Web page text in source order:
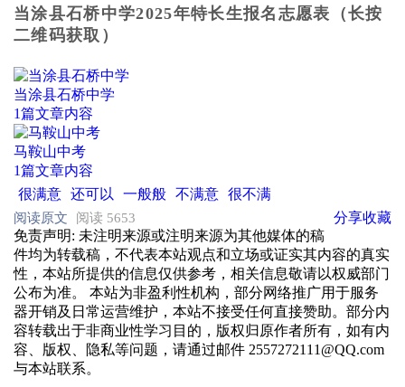
当涂县石桥中学2025年特长生报名志愿表（长按
二维码获取）
当涂县石桥中学
1篇文章内容
马鞍山中考
1篇文章内容
很满意 还可以 一般般 不满意 很不满
阅读原文 阅读 5653 收藏
分享
免责声明: 未注明来源或注明来源为其他媒体的稿
件均为转载稿，不代表本站观点和立场或证实其内容的真实
性，本站所提供的信息仅供参考，相关信息敬请以权威部门
公布为准。 本站为非盈利性机构，部分网络推广用于服务
器开销及日常运营维护，本站不接受任何直接赞助。部分内
容转载出于非商业性学习目的，版权归原作者所有，如有内
容、版权、隐私等问题，请通过邮件 2557272111@QQ.com
与本站联系。